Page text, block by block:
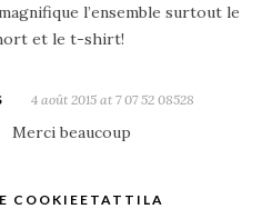
l’ensemble surtout le
et le t-shirt!
4 août 2015 at 7 07 52 08528
Merci beaucoup
COOKIEETATTILA